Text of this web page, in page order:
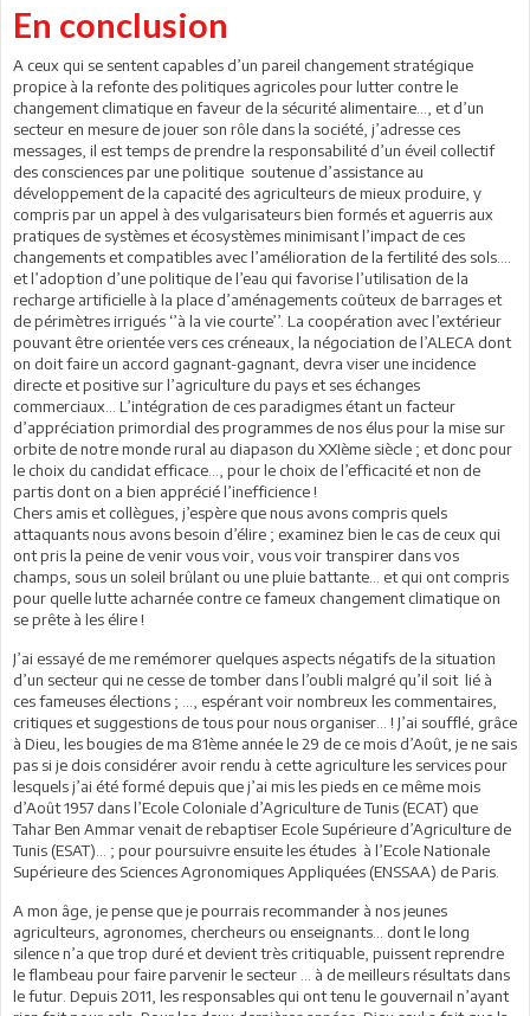
En conclusion
A ceux qui se sentent capables d’un pareil changement stratégique
propice à la refonte des politiques agricoles pour lutter contre le
changement climatique en faveur de la sécurité alimentaire…, et d’un
secteur en mesure de jouer son rôle dans la société, j’adresse ces
messages, il est temps de prendre la responsabilité d’un éveil collectif
des consciences par une politique soutenue d’assistance au
développement de la capacité des agriculteurs de mieux produire, y
compris par un appel à des vulgarisateurs bien formés et aguerris aux
pratiques de systèmes et écosystèmes minimisant l’impact de ces
changements et compatibles avec l’amélioration de la fertilité des sols….
et l’adoption d’une politique de l’eau qui favorise l’utilisation de la
recharge artificielle à la place d’aménagements coûteux de barrages et
de périmètres irrigués ‘’à la vie courte’’. La coopération avec l’extérieur
pouvant être orientée vers ces créneaux, la négociation de l’ALECA dont
on doit faire un accord gagnant-gagnant, devra viser une incidence
directe et positive sur l’agriculture du pays et ses échanges
commerciaux… L’intégration de ces paradigmes étant un facteur
d’appréciation primordial des programmes de nos élus pour la mise sur
orbite de notre monde rural au diapason du XXIème siècle ; et donc pour
le choix du candidat efficace…, pour le choix de l’efficacité et non de
partis dont on a bien apprécié l’inefficience !
Chers amis et collègues, j’espère que nous avons compris quels
attaquants nous avons besoin d’élire ; examinez bien le cas de ceux qui
ont pris la peine de venir vous voir, vous voir transpirer dans vos
champs, sous un soleil brûlant ou une pluie battante… et qui ont compris
pour quelle lutte acharnée contre ce fameux changement climatique on
se prête à les élire !
J’ai essayé de me remémorer quelques aspects négatifs de la situation
d’un secteur qui ne cesse de tomber dans l’oubli malgré qu’il soit lié à
ces fameuses élections ; …, espérant voir nombreux les commentaires,
critiques et suggestions de tous pour nous organiser… ! J’ai soufflé, grâce
à Dieu, les bougies de ma 81ème année le 29 de ce mois d’Août, je ne sais
pas si je dois considérer avoir rendu à cette agriculture les services pour
lesquels j’ai été formé depuis que j’ai mis les pieds en ce même mois
d’Août 1957 dans l’Ecole Coloniale d’Agriculture de Tunis (ECAT) que
Tahar Ben Ammar venait de rebaptiser Ecole Supérieure d’Agriculture de
Tunis (ESAT)… ; pour poursuivre ensuite les études à l’Ecole Nationale
Supérieure des Sciences Agronomiques Appliquées (ENSSAA) de Paris.
A mon âge, je pense que je pourrais recommander à nos jeunes
agriculteurs, agronomes, chercheurs ou enseignants… dont le long
silence n’a que trop duré et devient très critiquable, puissent reprendre
le flambeau pour faire parvenir le secteur … à de meilleurs résultats dans
le futur. Depuis 2011, les responsables qui ont tenu le gouvernail n’ayant